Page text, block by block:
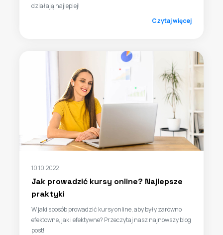
działają najlepiej!
Czytaj więcej
10.10.2022
Jak prowadzić kursy online? Najlepsze
praktyki
W jaki sposób prowadzić kursy online, aby były zarówno
efektowne, jak i efektywne? Przeczytaj nasz najnowszy blog
post!